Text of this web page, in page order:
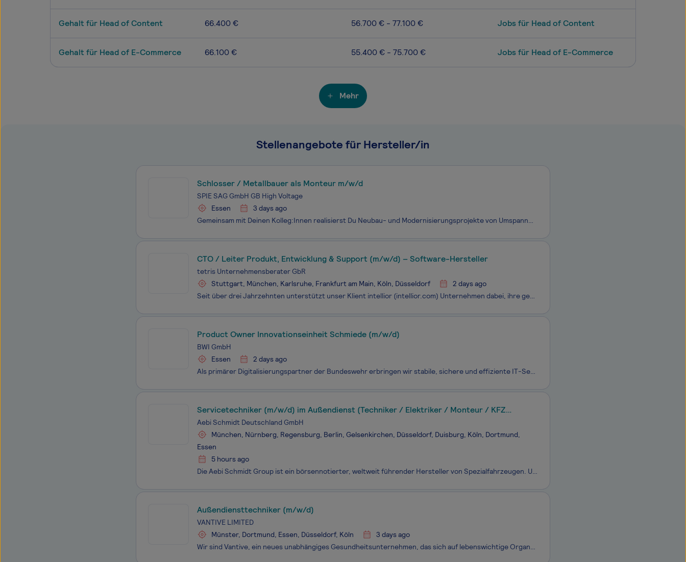
Gehalt für Head of Content 66.400 € 56.700 € - 77.100 € Jobs für Head of Content
Gehalt für Head of E-Commerce 66.100 € 55.400 € - 75.700 € Jobs für Head of E-Commerce
Mehr
Stellenangebote für Hersteller/in
Schlosser / Metallbauer als Monteur m/w/d
SPIE SAG GmbH GB High Voltage
Essen
3 days ago
Gemeinsam mit Deinen Kolleg:Innen realisierst Du Neubau- und Modernisierungsprojekte von Umspannwerken in der Mittel-, Hoch- und Höchstspannung bis 380kV im westdeutschen Raum und gestaltest mit unseren Kunden den Weg zur Erreichung der Klimaschutzziele. Du trägst dazu bei, die Energi
CTO / Leiter Produkt, Entwicklung & Support (m/w/d) – Software-Hersteller
tetris Unternehmensberater GbR
Stuttgart, München, Karlsruhe, Frankfurt am Main, Köln, Düsseldorf
2 days ago
Seit über drei Jahrzehnten unterstützt unser Klient intellior (intellior.com) Unternehmen dabei, ihre geschäftskritischen Prozesse sicher, effizient und zukunftssicher zu managen – mit der mehrfach ausgezeichneten BPM- und GRC-Software Aeneis und einem Beratungsansatz auf Augenhöhe. Seit Januar 2024
Product Owner Innovationseinheit Schmiede (m/w/d)
BWI GmbH
Essen
2 days ago
Als primärer Digitalisierungspartner der Bundeswehr erbringen wir stabile, sichere und effiziente IT-Services im In- und Ausland, vom Grundbetrieb bis in den einsatznahen Bereich und tragen so zur kontinuierlichen Erhöhung der Führungs- und Einsatzfähigkeit der Bundeswehr bei. Mit über 8.000 Kolleg*
Servicetechniker (m/w/d) im Außendienst (Techniker / Elektriker / Monteur / KFZ
Mechatroniker / KFZ Mechaniker)
Aebi Schmidt Deutschland GmbH
München, Nürnberg, Regensburg, Berlin, Gelsenkirchen, Düsseldorf, Duisburg, Köln, Dortmund,
Essen
5 hours ago
Die Aebi Schmidt Group ist ein börsennotierter, weltweit führender Hersteller von Spezialfahrzeugen. Unter dem Dach der Gruppe operieren 20 Marken in 11 Ländern Europas sowie in den USA, Kanada und Mexiko. Die Vielfalt an Standorten und Produkten macht uns so einzigartig wie die Vielfalt an Ber
Außendiensttechniker (m/w/d)
VANTIVE LIMITED
Münster, Dortmund, Essen, Düsseldorf, Köln
3 days ago
Wir sind Vantive, ein neues unabhängiges Gesundheitsunternehmen, das sich auf lebenswichtige Organtherapien konzentriert. In den letzten sieben Jahrzehnten haben wir eine Fülle von herausragenden Produkten zur Behandlung von Nierenerkrankungen geschaffen. Nun verstärken wir unser Engagement, indem w